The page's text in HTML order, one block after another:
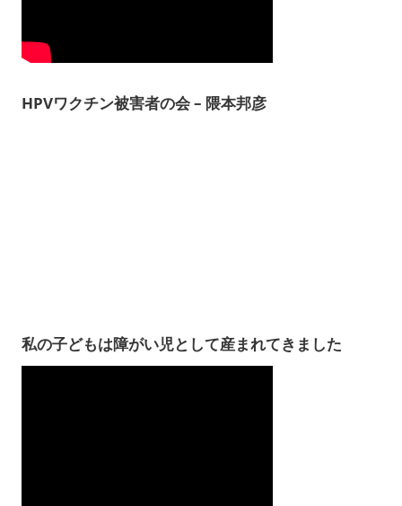
HPVワクチン被害者の会 – 隈本邦彦
私の子どもは障がい児として産まれてきました